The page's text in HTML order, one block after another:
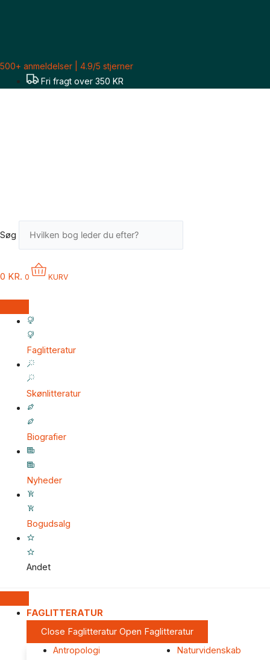
500+ anmeldelser | 4.9/5 stjerner
Fri fragt over 350 KR
Søg
0 KR. 0 KURV
Faglitteratur
Skønlitteratur
Biografier
Nyheder
Bogudsalg
Andet
FAGLITTERATUR
Close Faglitteratur Open Faglitteratur
Antropologi
Naturvidenskab